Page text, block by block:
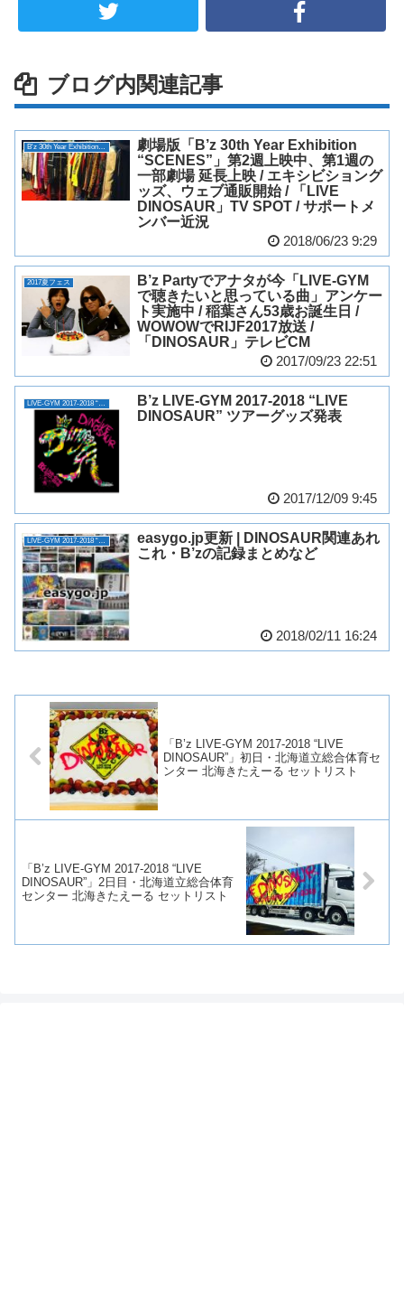
ブログ内関連記事
B'z 30th Year Exhibition “SCENES”
劇場版「B’z 30th Year Exhibition
“SCENES”」第2週上映中、第1週の
一部劇場 延長上映 / エキシビショング
ッズ、ウェブ通販開始 / 「LIVE
DINOSAUR」TV SPOT / サポートメ
ンバー近況
2018/06/23 9:29
2017夏フェス
B’z Partyでアナタが今「LIVE-GYM
で聴きたいと思っている曲」アンケー
ト実施中 / 稲葉さん53歳お誕生日 /
WOWOWでRIJF2017放送 /
「DINOSAUR」テレビCM
2017/09/23 22:51
B’z LIVE-GYM 2017-2018 “LIVE
DINOSAUR” ツアーグッズ発表
2017/12/09 9:45
easygo.jp更新 | DINOSAUR関連あれ
これ・B’zの記録まとめなど
2018/02/11 16:24
「B’z LIVE-GYM 2017-2018 “LIVE
DINOSAUR”」初日・北海道立総合体育セ
ンター 北海きたえーる セットリスト
「B’z LIVE-GYM 2017-2018 “LIVE
DINOSAUR”」2日目・北海道立総合体育
センター 北海きたえーる セットリスト